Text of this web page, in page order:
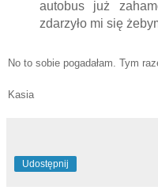
autobus już
zdarzyło mi się
No to sobie pogadałam. Tym
Kasia
Udostępnij